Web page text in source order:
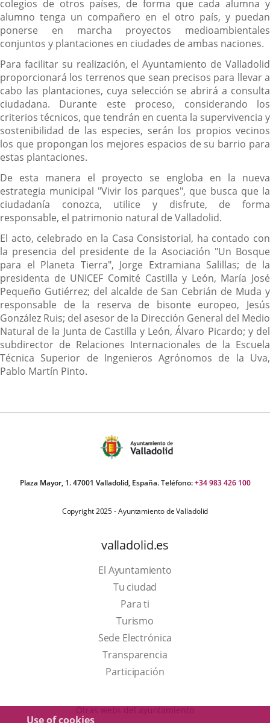
Use of cookies
colegios de otros países, de forma que cada alumna y
alumno tenga un compañero en el otro país, y puedan
ponerse en marcha proyectos medioambientales
conjuntos y plantaciones en ciudades de ambas naciones.
Para facilitar su realización, el Ayuntamiento de Valladolid
proporcionará los terrenos que sean precisos para llevar a
cabo las plantaciones, cuya selección se abrirá a consulta
ciudadana. Durante este proceso, considerando los
criterios técnicos, que tendrán en cuenta la supervivencia y
sostenibilidad de las especies, serán los propios vecinos
los que propongan los mejores espacios de su barrio para
estas plantaciones.
De esta manera el proyecto se engloba en la nueva
estrategia municipal "Vivir los parques", que busca que la
ciudadanía conozca, utilice y disfrute, de forma
responsable, el patrimonio natural de Valladolid.
El acto, celebrado en la Casa Consistorial, ha contado con
la presencia del presidente de la Asociación "Un Bosque
para el Planeta Tierra", Jorge Extramiana Salillas; de la
presidenta de UNICEF Comité Castilla y León, María José
Pequeño Gutiérrez; del alcalde de San Cebrián de Muda y
responsable de la reserva de bisonte europeo, Jesús
González Ruis; del asesor de la Dirección General del Medio
Natural de la Junta de Castilla y León, Álvaro Picardo; y del
subdirector de Relaciones Internacionales de la Escuela
Técnica Superior de Ingenieros Agrónomos de la Uva,
Pablo Martín Pinto.
Plaza Mayor, 1. 47001 Valladolid, España. Teléfono:+34 983 426 100
Copyright 2025 - Ayuntamiento de Valladolid
valladolid.es
El Ayuntamiento
Tu ciudad
Para ti
TurismoThis
link
will
open
a
Sede Electrónica
Transparencia
Participación
Otras webs del ayuntamiento